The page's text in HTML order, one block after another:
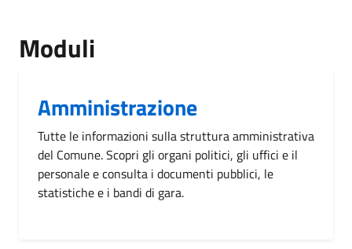
Moduli
Amministrazione
Tutte le informazioni sulla struttura amministrativa
del Comune. Scopri gli organi politici, gli uffici e il
personale e consulta i documenti pubblici, le
statistiche e i bandi di gara.